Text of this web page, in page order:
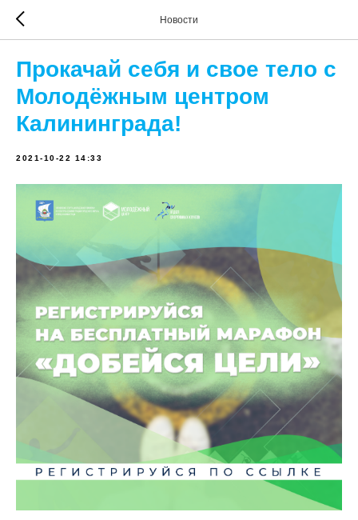
Новости
Прокачай себя и свое тело с
Молодёжным центром
Калининграда!
2021-10-22 14:33